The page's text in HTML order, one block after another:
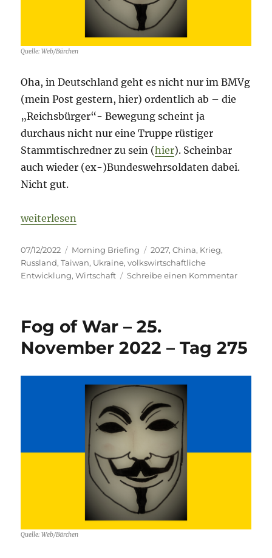
Quelle: Web/Bärchen
Oha, in Deutschland geht es nicht nur im BMVg
(mein Post gestern, hier) ordentlich ab – die
„Reichsbürger“- Bewegung scheint ja
durchaus nicht nur eine Truppe rüstiger
Stammtischredner zu sein (hier). Scheinbar
auch wieder (ex-)Bundeswehrsoldaten dabei.
Nicht gut.
„Fog of War – 7. Dezember 2022 – Tag 287“
weiterlesen
Veröffentlicht
am
07/12/2022 Kategorien
Morning Briefing Schlagwörter
2027,China, Krieg,
Russland,Taiwan, Ukraine,volkswirtschaftliche
Entwicklung,Wirtschaft Schreibe einen Kommentarzu
–
Fog of War – 25.
November 2022 – Tag 275
Quelle: Web/Bärchen